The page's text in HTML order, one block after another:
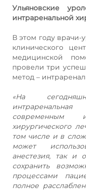
Ульяновские
интраренальной
В этом году врачи-
клинического
медицинской
провели три
метод –
«На
современным
хирургического
том числе и в
может
анестезия, так и
сохранить
процессами
полное